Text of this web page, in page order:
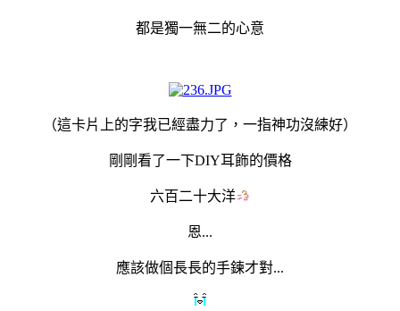
都是獨一無二的心意
（這卡片上的字我已經盡力了，一指神功沒練好）
剛剛看了一下DIY耳飾的價格
六百二十大洋
恩...
應該做個長長的手鍊才對...